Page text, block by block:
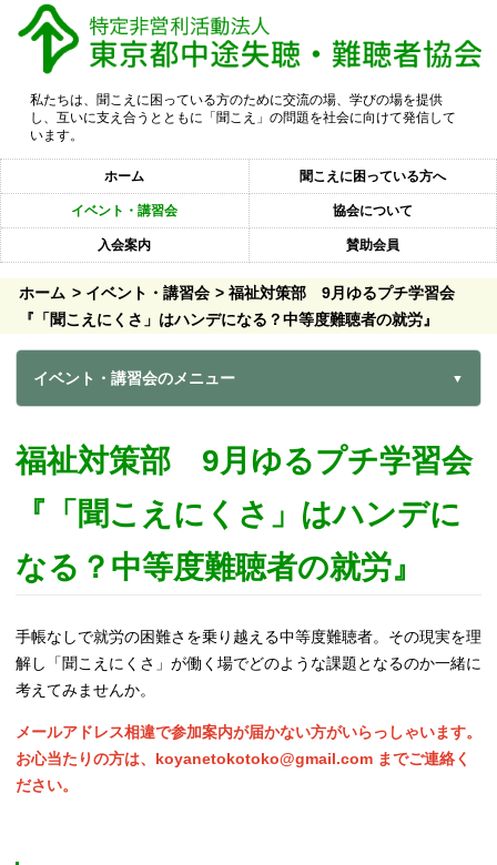
私たちは、聞こえに困っている方のために交流の場、学びの場を提供
し、互いに支え合うとともに「聞こえ」の問題を社会に向けて発信して
います。
ホーム 聞こえに困っている方へ
イベント・講習会 協会について
入会案内 賛助会員
ホーム イベント・講習会
福祉対策部 9月ゆるプチ学習会
『「聞こえにくさ」はハンデになる？中等度難聴者の就労』
イベント・講習会のメニュー
福祉対策部 9月ゆるプチ学習会
『「聞こえにくさ」はハンデに
なる？中等度難聴者の就労』
手帳なしで就労の困難さを乗り越える中等度難聴者。その現実を理
解し「聞こえにくさ」が働く場でどのような課題となるのか一緒に
考えてみませんか。
メールアドレス相違で参加案内が届かない方がいらっしゃいます。
お心当たりの方は、koyanetokotoko@gmail.com までご連絡く
ださい。